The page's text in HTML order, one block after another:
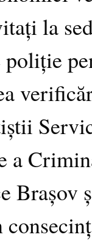
la
a
Brașov